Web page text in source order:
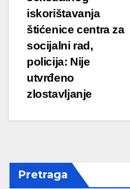
iskorištavanja
štićenice centra za
socijalni rad,
policija: Nije
utvrđeno
zlostavljanje
Pretraga